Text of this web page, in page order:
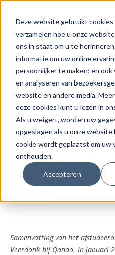
Deze website gebruikt
verzamelen hoe u onze
ons in staat om u te
informatie om uw online
persoonlijker te maken; en ook
en analyseren van
website en andere media.
deze cookies kunt u lezen in
Als u weigert, worden uw
opgeslagen als u onze website
cookie wordt geplaatst om uw
onthouden.
Accepteren
Optimale adoptie
inkoopsoftware
februari 9, 2018
Samenvatting van het
Veerdonk bij Qando. In januari